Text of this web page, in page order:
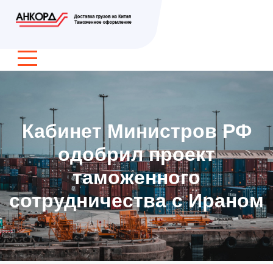
Кабинет Министров РФ
одобрил проект
таможенного
сотрудничества с Ираном